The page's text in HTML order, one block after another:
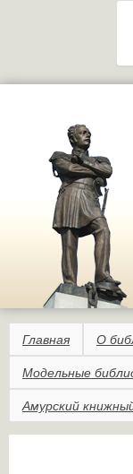
Главная О
Модельные
Амурский